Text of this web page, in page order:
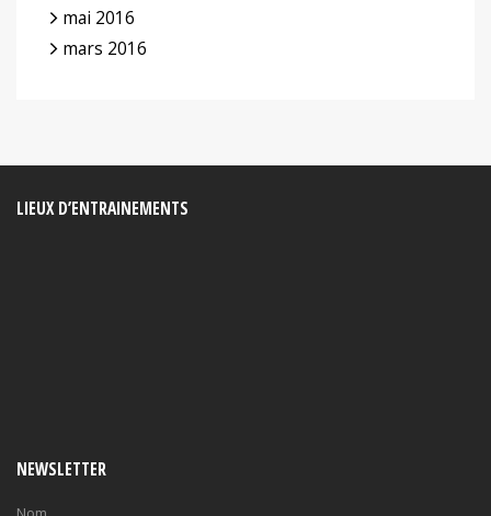
mai 2016
mars 2016
LIEUX D’ENTRAINEMENTS
NEWSLETTER